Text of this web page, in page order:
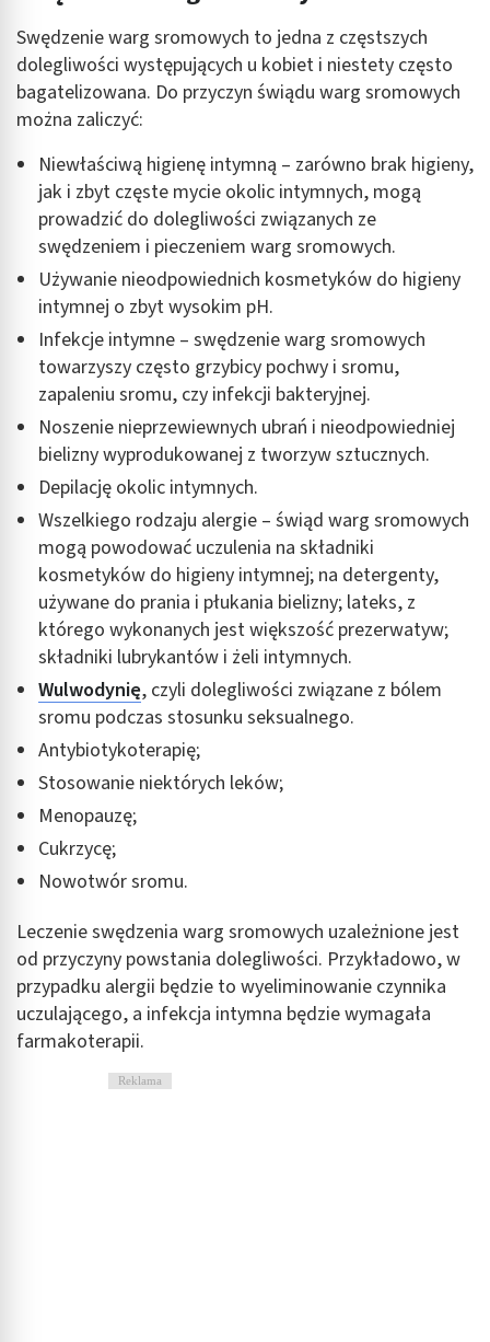
Swędzenie warg sromowych to jedna z częstszych
dolegliwości występujących u kobiet i niestety często
bagatelizowana. Do przyczyn świądu warg sromowych
można zaliczyć:
Niewłaściwą higienę intymną – zarówno brak higieny,
jak i zbyt częste mycie okolic intymnych, mogą
prowadzić do dolegliwości związanych ze
swędzeniem i pieczeniem warg sromowych.
Używanie nieodpowiednich kosmetyków do higieny
intymnej o zbyt wysokim pH.
Infekcje intymne – swędzenie warg sromowych
towarzyszy często grzybicy pochwy i sromu,
zapaleniu sromu, czy infekcji bakteryjnej.
Noszenie nieprzewiewnych ubrań i nieodpowiedniej
bielizny wyprodukowanej z tworzyw sztucznych.
Depilację okolic intymnych.
Wszelkiego rodzaju alergie – świąd warg sromowych
mogą powodować uczulenia na składniki
kosmetyków do higieny intymnej; na detergenty,
używane do prania i płukania bielizny; lateks, z
którego wykonanych jest większość prezerwatyw;
składniki lubrykantów i żeli intymnych.
Wulwodynię, czyli dolegliwości związane z bólem
sromu podczas stosunku seksualnego.
Antybiotykoterapię;
Stosowanie niektórych leków;
Menopauzę;
Cukrzycę;
Nowotwór sromu.
Leczenie swędzenia warg sromowych uzależnione jest
od przyczyny powstania dolegliwości. Przykładowo, w
przypadku alergii będzie to wyeliminowanie czynnika
uczulającego, a infekcja intymna będzie wymagała
farmakoterapii.
Reklama